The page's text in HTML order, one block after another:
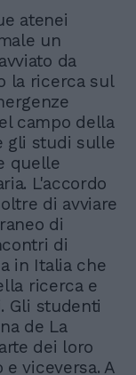
atenei
un
da
la ricerca sul
campo della
gli studi sulle
quelle
L'accordo
di avviare
di
di
in Italia che
ricerca e
Gli studenti
de La
dei loro
viceversa. A